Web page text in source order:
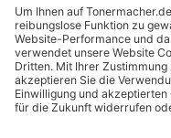
von mindestens 35€ (inkl. Mwst.)
Versand für Sie kostenfrei.